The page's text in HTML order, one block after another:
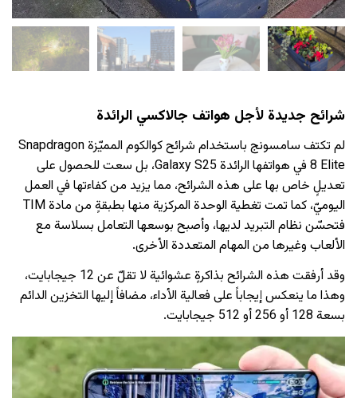
شرائح جديدة لأجل هواتف جالاكسي الرائدة
لم تكتف سامسونج باستخدام شرائح كوالكوم المميّزة Snapdragon
8 Elite في هواتفها الرائدة Galaxy S25، بل سعت للحصول على
تعديلٍ خاص بها على هذه الشرائح، مما يزيد من كفاءتها في العمل
اليوميّ، كما تمت تغطية الوحدة المركزية منها بطبقةٍ من مادة TIM
فتحسّن نظام التبريد لديها، وأصبح بوسعها التعامل بسلاسة مع
الألعاب وغيرها من المهام المتعددة الأخرى.
وقد أرفقت هذه الشرائح بذاكرةٍ عشوائية لا تقلّ عن 12 جيجابايت،
وهذا ما ينعكس إيجاباً على فعالية الأداء، مضافاً إليها التخزين الدائم
بسعة 128 أو 256 أو 512 جيجابايت.